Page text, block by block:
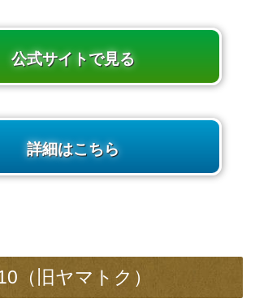
公式サイトで見る
詳細はこちら
（旧ヤマトク）